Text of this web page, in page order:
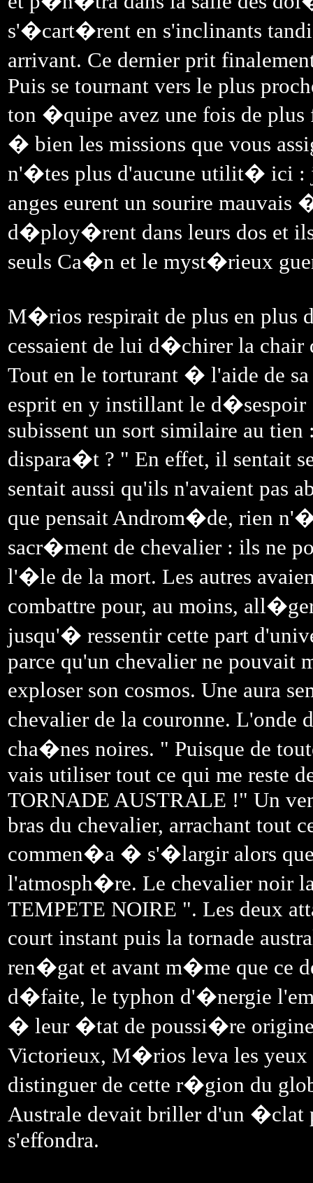
s'�cart�rent en s'inclinants
arrivant. Ce dernier prit
Puis se tournant vers le plus
ton �quipe avez une fois de
� bien les missions que vous
n'�tes plus d'aucune utilit� ici :
anges eurent un sourire mauvais
d�ploy�rent dans leurs dos et
seuls Ca�n et le myst�rieux
M�rios respirait de plus en plus
cessaient de lui d�chirer la
Tout en le torturant � l'aide de
esprit en y instillant le
subissent un sort similaire au
dispara�t ? " En effet, il sentait
sentait aussi qu'ils n'avaient pas
que pensait Androm�de, rien
sacr�ment de chevalier : ils ne
l'�le de la mort. Les autres
combattre pour, au moins,
jusqu'� ressentir cette part
parce qu'un chevalier ne pouvait
exploser son cosmos. Une aura
chevalier de la couronne.
cha�nes noires. " Puisque de
vais utiliser tout ce qui me reste
TORNADE AUSTRALE !" Un
bras du chevalier, arrachant tout
commen�a � s'�largir alors
l'atmosph�re. Le chevalier noir
TEMPETE NOIRE ". Les deux
court instant puis la tornade
ren�gat et avant m�me que ce
d�faite, le typhon d'�nergie
� leur �tat de poussi�re
Victorieux, M�rios leva les
distinguer de cette r�gion du
Australe devait briller d'un �clat
s'effondra.